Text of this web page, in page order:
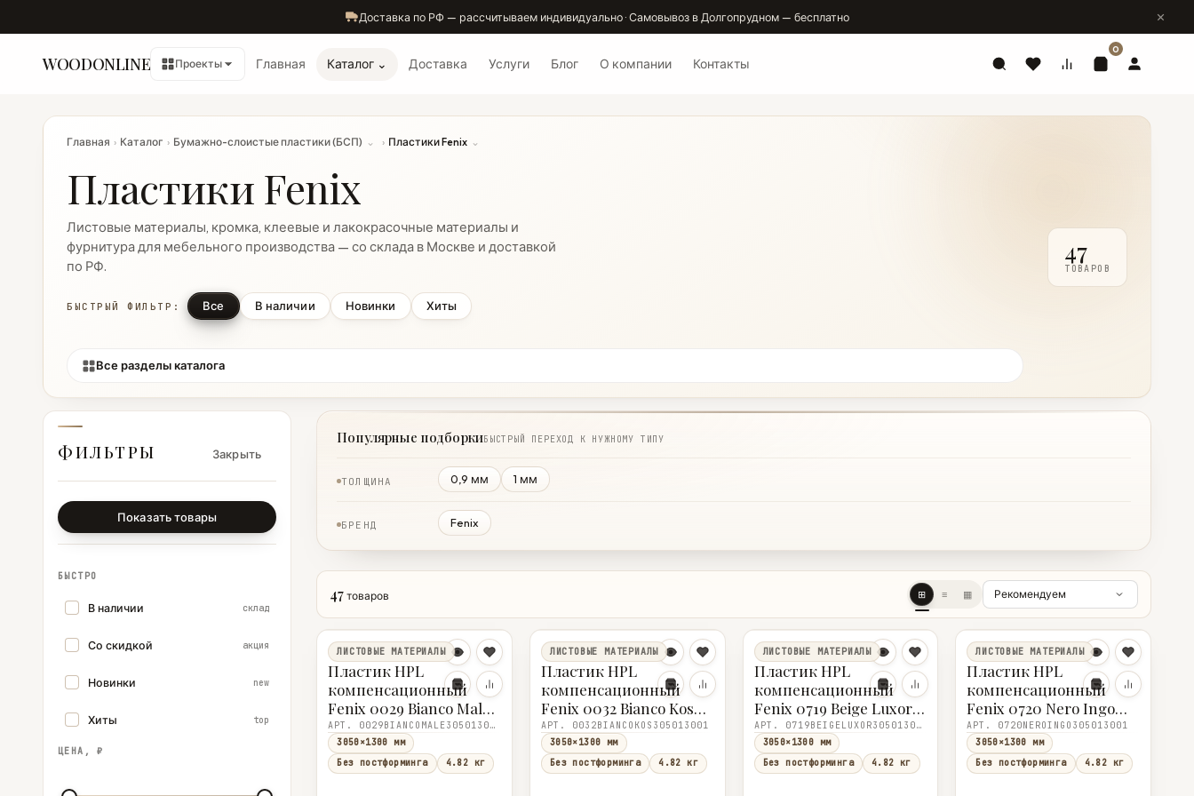
Доставка по РФ — рассчитываем индивидуально · Самовывоз в Долгопрудном — бесплатно
WOODONLINE Проекты Главная Каталог ⌄ Доставка Услуги Блог О компании Контакты
0
Главная › Каталог › Бумажно-слоистые пластики (БСП) ⌄ › Пластики Fenix ⌄
Пластики Fenix
Листовые материалы, кромка, клеевые и лакокрасочные материалы и
фурнитура для мебельного производства — со склада в Москве и доставкой
по РФ.
Все разделы каталога
47
ТОВАРОВ
БЫСТРЫЙ ФИЛЬТР: Все В наличии Новинки Хиты
ФИЛЬТРЫ Закрыть
Показать товары
БЫСТРО
В наличии склад
Со скидкой акция
Новинки new
Хиты top
ЦЕНА, ₽
Популярные подборкиБЫСТРЫЙ ПЕРЕХОД К НУЖНОМУ ТИПУ
ТОЛЩИНА 0,9 мм 1 мм
БРЕНД Fenix
47 товаров ⊞ ≡ ▦
ЛИСТОВЫЕ МАТЕРИАЛЫ
Пластик HPL
компенсационный
Fenix 0029 Bianco Male
(0001 Bianco) R
3050×1300×1,0
АРТ. 0029BIANCOMALE305013001
3050×1300 мм
Без постформинга
4.82 кг
ЛИСТОВЫЕ МАТЕРИАЛЫ
Пластик HPL
компенсационный
Fenix 0032 Bianco Kos
(0028 Bianco Nube) R
3050×1300×1,0
АРТ. 0032BIANCOKOS305013001
3050×1300 мм
Без постформинга
4.82 кг
ЛИСТОВЫЕ МАТЕРИАЛЫ
Пластик HPL
компенсационный
Fenix 0719 Beige Luxor
(0737 Beige Atlantide) R
3050×1300×1,0
АРТ. 0719BEIGELUXOR305013001
3050×1300 мм
Без постформинга
4.82 кг
ЛИСТОВЫЕ МАТЕРИАЛЫ
Пластик HPL
компенсационный
Fenix 0720 Nero Ingo
(0720 Nero Ingo) R
3050×1300×1,0
АРТ. 0720NEROINGO305013001
3050×1300 мм
Без постформинга
4.82 кг